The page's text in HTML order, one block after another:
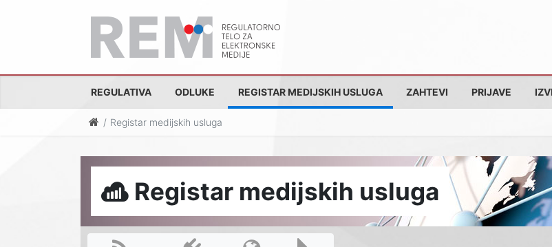
REGULATIVA ODLUKE REGISTAR MEDIJSKIH USLUGA ZAHTEVI PRIJAVE
Registar medijskih usluga
Registar medijskih usluga